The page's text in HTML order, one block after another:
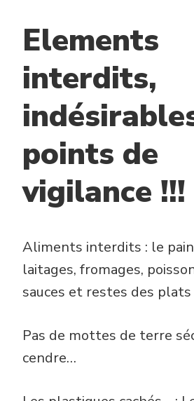
Elements
interdits,
points de
vigilance !!!
Aliments interdits : le
laitages, fromages,
sauces et restes des plats
Pas de mottes de terre
cendre…